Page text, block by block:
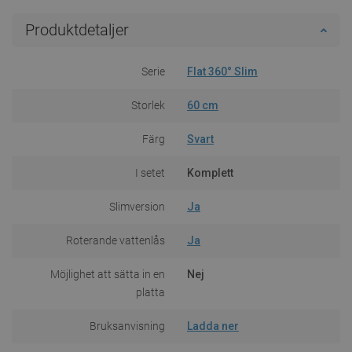
Produktdetaljer
Serie Flat 360° Slim
Storlek 60 cm
Färg Svart
I setet Komplett
Slimversion Ja
Roterande vattenlås Ja
Möjlighet att sätta in en
platta
Nej
Bruksanvisning Ladda ner